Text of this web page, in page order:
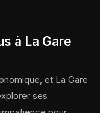
à La Gare
et La Gare
ses